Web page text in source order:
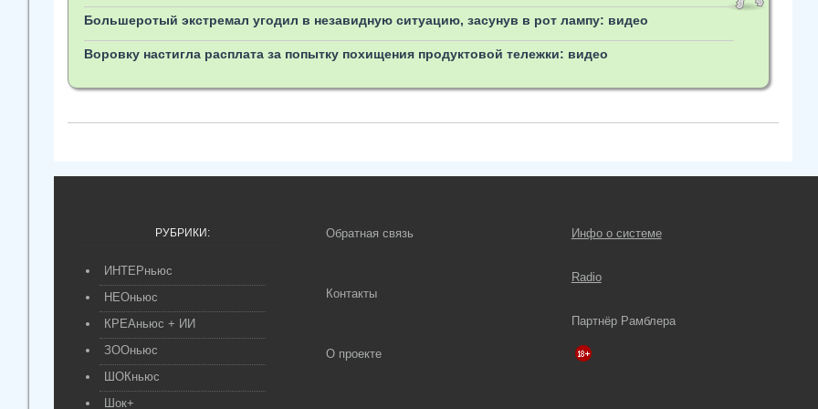
Большеротый экстремал угодил в незавидную ситуацию, засунув в рот лампу: видео
Воровку настигла расплата за попытку похищения продуктовой тележки: видео
РУБРИКИ:
ИНТЕРньюс
НЕОньюс
КРЕАньюс + ИИ
ЗООньюс
ШОКньюс
Шок+
Обратная связь
Контакты
О проекте
Инфо о системе
Radio
Партнёр Рамблера